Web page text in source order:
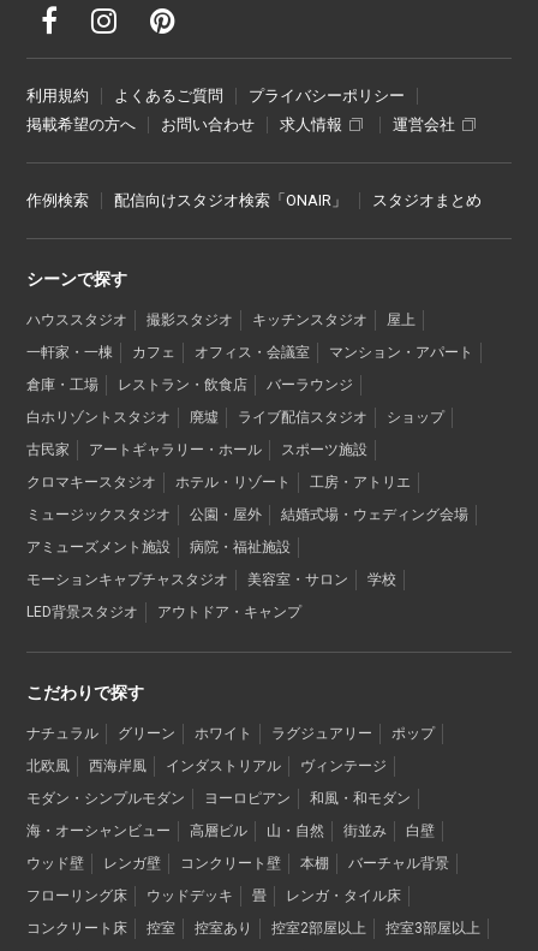
利用規約 よくあるご質問
プライバシーポリシー
掲載希望の方へ
お問い合わせ 求人情報 運営会社
作例検索 配信向けスタジオ検索「ONAIR」 スタジオまとめ
シーンで探す
ハウススタジオ 撮影スタジオ キッチンスタジオ
屋上
一軒家・一棟
カフェ オフィス・会議室
マンション・アパート
倉庫・工場
レストラン・飲食店
バーラウンジ
白ホリゾントスタジオ
廃墟 ライブ配信スタジオ
ショップ
古民家
アートギャラリー・ホール
スポーツ施設
クロマキースタジオ
ホテル・リゾート
工房・アトリエ
ミュージックスタジオ
公園・屋外
結婚式場・ウェディング会場
アミューズメント施設
病院・福祉施設
モーションキャプチャスタジオ
美容室・サロン
学校
LED背景スタジオ
アウトドア・キャンプ
こだわりで探す
ナチュラル グリーン ホワイト ラグジュアリー
ポップ
北欧風
西海岸風 インダストリアル
ヴィンテージ
モダン・シンプルモダン
ヨーロピアン
和風・和モダン
海・オーシャンビュー
高層ビル 山・自然 街並み
白壁
ウッド壁
レンガ壁 コンクリート壁 本棚
バーチャル背景
フローリング床
ウッドデッキ 畳
レンガ・タイル床
コンクリート床
控室 控室あり 控室2部屋以上
控室3部屋以上